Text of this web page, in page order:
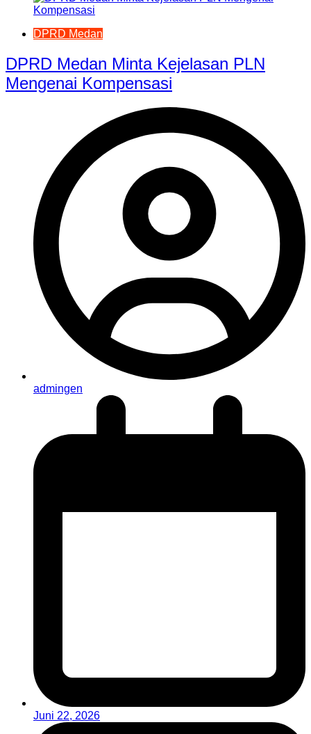
DPRD Medan
DPRD Medan Minta Kejelasan PLN
Mengenai Kompensasi
admingen
Juni 22, 2026